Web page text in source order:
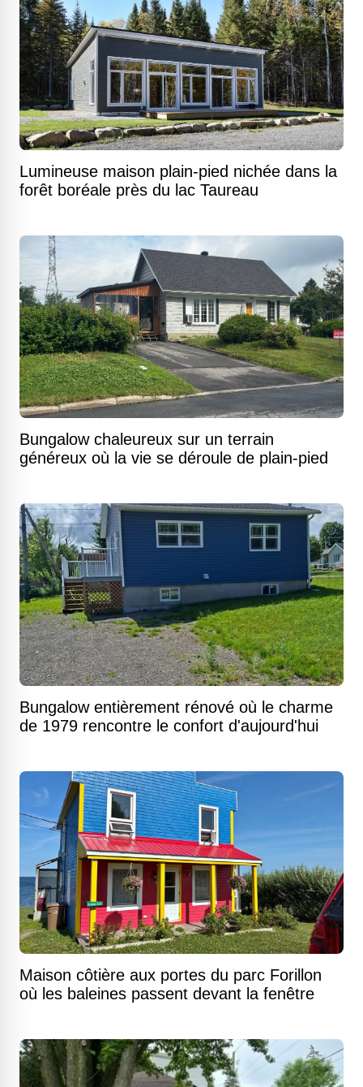
Lumineuse maison plain-pied nichée dans la
forêt boréale près du lac Taureau
Bungalow chaleureux sur un terrain
généreux où la vie se déroule de plain-pied
Bungalow entièrement rénové où le charme
de 1979 rencontre le confort d'aujourd'hui
Maison côtière aux portes du parc Forillon
où les baleines passent devant la fenêtre